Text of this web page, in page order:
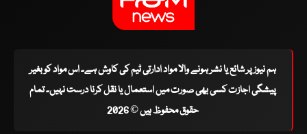
ہم نیوز پر شائع یا نشر ہونے والا مواد ادارتی ٹیم کی کاوش ہے۔ اس مواد کو بغیر
پیشگی اجازت کسی بھی صورت میں استعمال یا نقل کرنا درست نہیں۔ تمام
حقوق محفوظ ہیں © 2026